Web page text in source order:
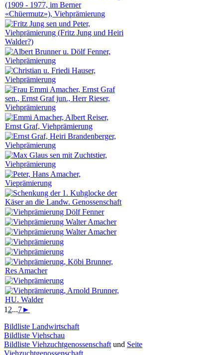
12...7►
Bildliste Landwirtschaft
Bildliste Viehschau
Bildliste Viehzuchtgenossenschaftund Seite